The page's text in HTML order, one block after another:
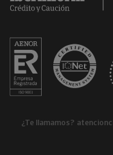
¿Te llamamos?